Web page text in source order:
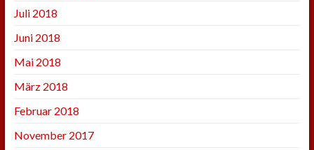
Juli 2018
Juni 2018
Mai 2018
März 2018
Februar 2018
November 2017